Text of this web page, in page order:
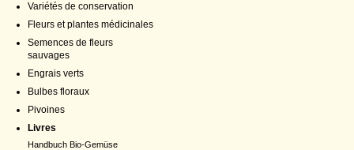
Variétés de conservation
Fleurs et plantes médicinales
Semences de fleurs
sauvages
Engrais verts
Bulbes floraux
Pivoines
Livres
Handbuch Bio-Gemüse